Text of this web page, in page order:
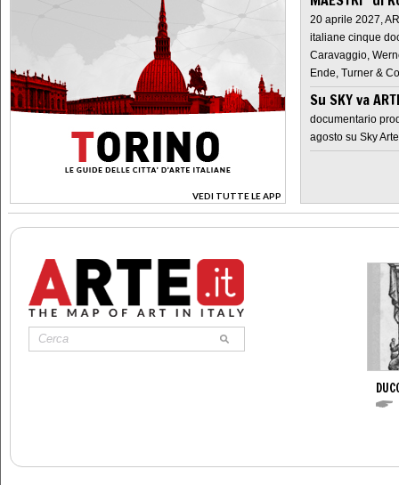
VEDI TUTTE LE APP
>
20 aprile 2027,
italiane cinque
Caravaggio,
Ende, Turner &
Su SKY va
documentario
agosto su Sky Arte